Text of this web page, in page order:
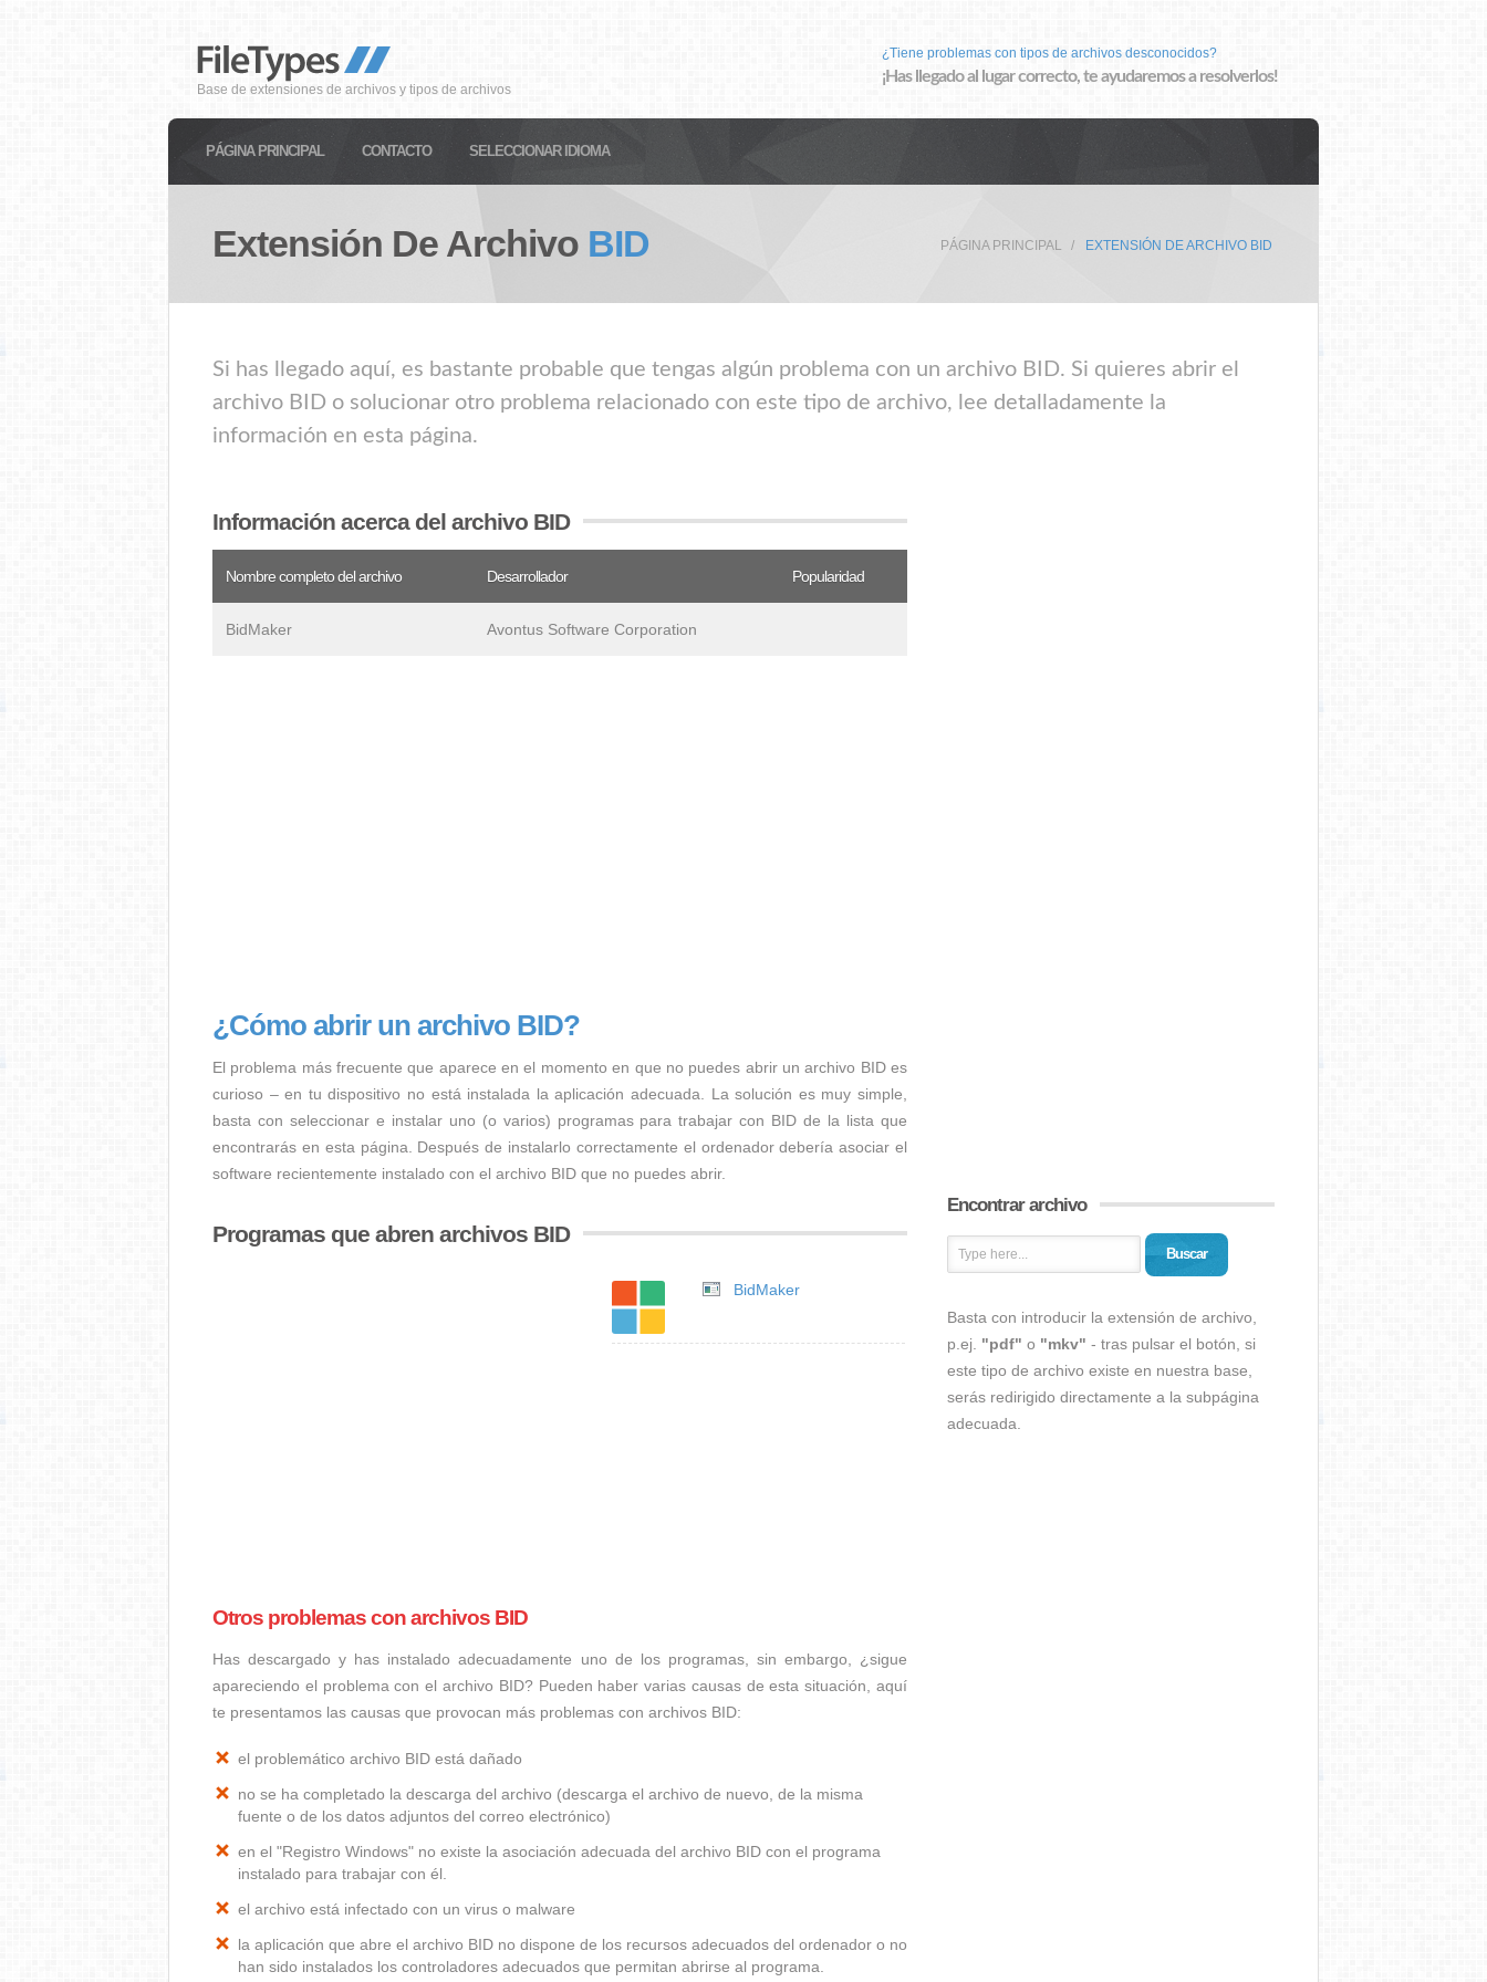
Base de extensiones de archivos y tipos de archivos
¿Tiene problemas con tipos de archivos desconocidos?
¡Has llegado al lugar correcto, te ayudaremos a resolverlos!
PÁGINA PRINCIPAL CONTACTO SELECCIONAR IDIOMA
Extensión De Archivo BID PÁGINA PRINCIPAL EXTENSIÓN DE ARCHIVO BID
Si has llegado aquí, es bastante probable que tengas algún problema con un archivo BID. Si quieres abrir el
archivo BID o solucionar otro problema relacionado con este tipo de archivo, lee detalladamente la
información en esta página.
Información acerca del archivo BID
Nombre completo del archivo Desarrollador Popularidad
BidMaker Avontus Software Corporation
¿Cómo abrir un archivo BID?
El problema más frecuente que aparece en el momento en que no puedes abrir un archivo BID es
curioso – en tu dispositivo no está instalada la aplicación adecuada. La solución es muy simple,
basta con seleccionar e instalar uno (o varios) programas para trabajar con BID de la lista que
encontrarás en esta página. Después de instalarlo correctamente el ordenador debería asociar el
software recientemente instalado con el archivo BID que no puedes abrir.
Programas que abren archivos BID
BidMaker
Otros problemas con archivos BID
Has descargado y has instalado adecuadamente uno de los programas, sin embargo, ¿sigue
apareciendo el problema con el archivo BID? Pueden haber varias causas de esta situación, aquí
te presentamos las causas que provocan más problemas con archivos BID:
el problemático archivo BID está dañado
no se ha completado la descarga del archivo (descarga el archivo de nuevo, de la misma
fuente o de los datos adjuntos del correo electrónico)
en el "Registro Windows" no existe la asociación adecuada del archivo BID con el programa
instalado para trabajar con él.
el archivo está infectado con un virus o malware
la aplicación que abre el archivo BID no dispone de los recursos adecuados del ordenador o no
han sido instalados los controladores adecuados que permitan abrirse al programa.
Encontrar archivo
Buscar
Basta con introducir la extensión de archivo,
p.ej. "pdf" o "mkv" - tras pulsar el botón, si
este tipo de archivo existe en nuestra base,
serás redirigido directamente a la subpágina
adecuada.